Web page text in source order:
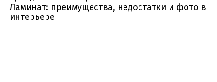
Ламинат: преимущества, недостатки и фото в
интерьере